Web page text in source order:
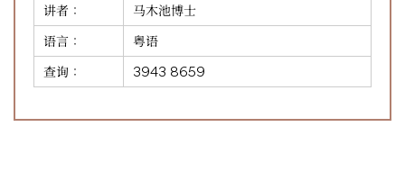
讲者：
马木池博士
语言：
粤语
查询：
3943 8659